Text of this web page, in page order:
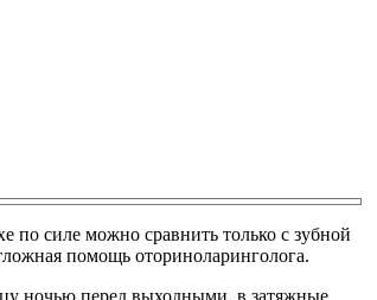
по силе можно сравнить только с зубной
помощь оториноларинголога.
ночью перед выходными, в затяжные